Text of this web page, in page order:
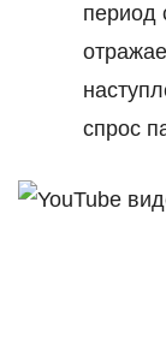
период
спрос